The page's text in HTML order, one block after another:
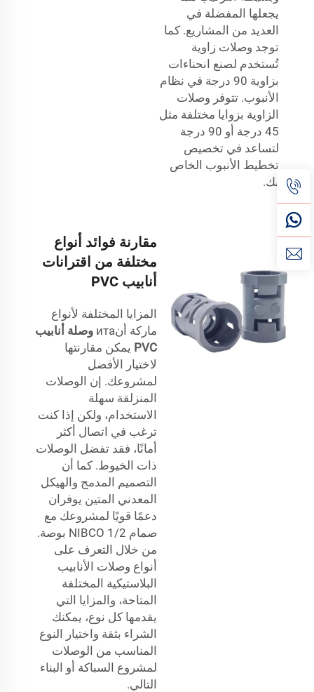
يجعلها المفضلة في
العديد من المشاريع. كما
توجد وصلات زاوية
تُستخدم لصنع انحناءات
بزاوية 90 درجة في نظام
الأنبوب. تتوفر وصلات
الزاوية بزوايا مختلفة مثل
45 درجة أو 90 درجة
لتساعد في تخصيص
تخطيط الأنبوب الخاص
بك.
مقارنة فوائد أنواع
مختلفة من اقترانات
أنابيب PVC
المزايا المختلفة لأنواع
ماركة أنита
وصلة أنابيب
PVC يمكن مقارنتها
لاختيار الأفضل
لمشروعك. إن الوصلات
المنزلقة سهلة
الاستخدام، ولكن إذا كنت
ترغب في اتصال أكثر
أمانًا، فقد تفضل الوصلات
ذات الخيوط. كما أن
التصميم المدمج والهيكل
المعدني المتين يوفران
دعمًا قويًا لمشروعك مع
صمام NIBCO 1/2 بوصة.
من خلال التعرف على
أنواع وصلات الأنابيب
البلاستيكية المختلفة
المتاحة، والمزايا التي
يقدمها كل نوع، يمكنك
الشراء بثقة واختيار النوع
المناسب من الوصلات
لمشروع السباكة أو البناء
التالي.